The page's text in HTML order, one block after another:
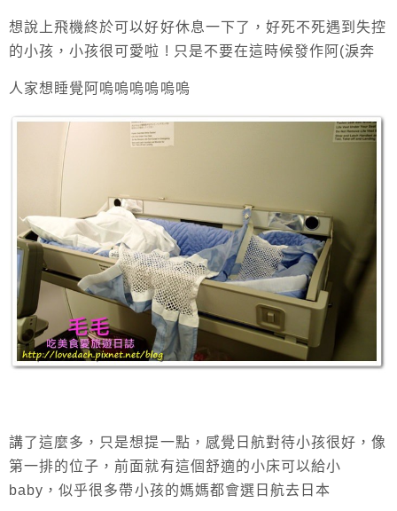
想說上飛機終於可以好好休息一下了，好死不死遇到失控
的小孩，小孩很可愛啦 ! 只是不要在這時候發作阿(淚奔
人家想睡覺阿嗚嗚嗚嗚嗚嗚
講了這麼多，只是想提一點，感覺日航對待小孩很好，像
第一排的位子，前面就有這個舒適的小床可以給小
baby，似乎很多帶小孩的媽媽都會選日航去日本